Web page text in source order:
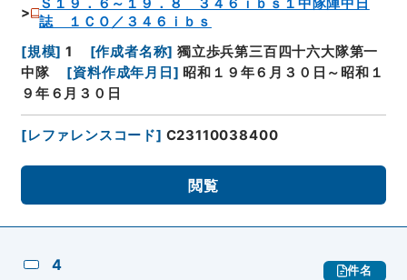
Ｓ１９．６～１９．８ ３４６ｉｂｓ１中隊陣中日
誌 １ＣＯ／３４６ｉｂｓ
[規模] 1 [作成者名称] 獨立歩兵第三百四十六大隊第一
中隊
[資料作成年月日 ] 昭和１９年６月３０日～昭和１
９年６月３０日
[レファレンスコード] C23110038400
閲覧
4 件名